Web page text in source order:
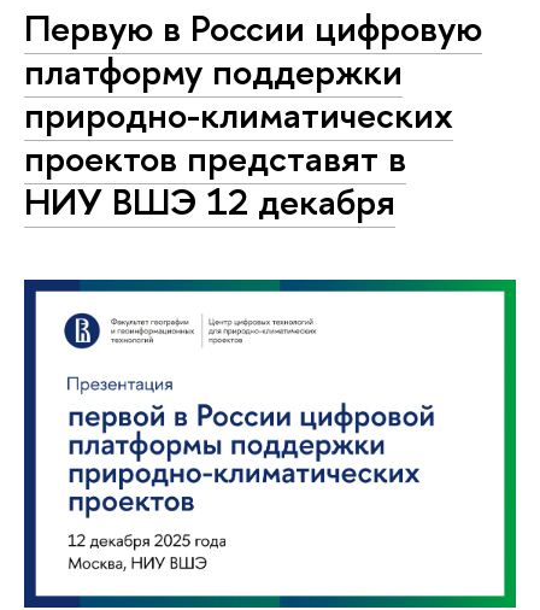
Первую в России цифровую
платформу поддержки
природно-климатических
проектов представят в
НИУ ВШЭ 12 декабря